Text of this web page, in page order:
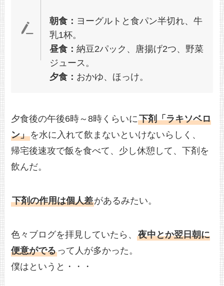
朝食： ヨーグルトと食パン半切れ、牛
乳1杯。
昼食： 納豆2パック、唐揚げ2つ、野菜
ジュース。
夕食： おかゆ、ほっけ。
夕食後の午後6時～8時くらいに下剤「ラキソベロ
ン」を水に入れて飲まないといけないらしく、
帰宅後速攻で飯を食べて、少し休憩して、下剤を
飲んだ。
下剤の作用は個人差があるみたい。
色々ブログを拝見していたら、夜中とか翌日朝に
便意がでるって人が多かった。
僕はというと・・・